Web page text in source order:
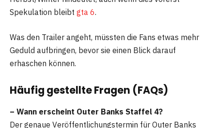
Spekulation bleibt gta 6.
Was den Trailer angeht, müssten die Fans etwas mehr
Geduld aufbringen, bevor sie einen Blick darauf
erhaschen können.
Häufig gestellte Fragen (FAQs)
– Wann erscheint Outer Banks Staffel 4?
Der genaue Veröffentlichungstermin für Outer Banks